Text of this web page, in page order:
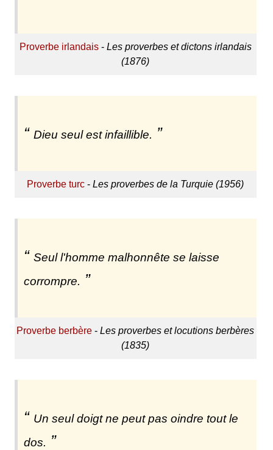
Proverbe irlandais- Les proverbes et dictons irlandais
(1876)
Dieu seul est infaillible.
Proverbe turc -Les proverbes de la Turquie (1956)
Seul l'homme malhonnête se laisse
corrompre.
Proverbe berbère -Les proverbes et locutions berbères
(1835)
Un seul doigt ne peut pas oindre tout le
dos.